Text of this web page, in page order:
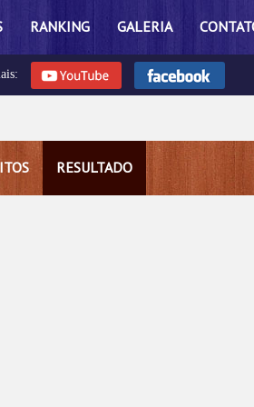
RANKING GALERIA
RESULTADO